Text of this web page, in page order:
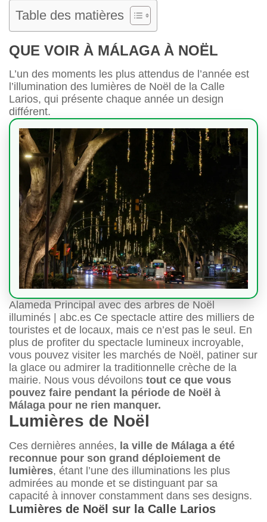
Table des matières
QUE VOIR À MÁLAGA À NOËL
L’un des moments les plus attendus de l’année est
l’illumination des lumières de Noël de la Calle
Larios, qui présente chaque année un design
différent.
Alameda Principal avec des arbres de Noël
illuminés | abc.es Ce spectacle attire des milliers de
touristes et de locaux, mais ce n’est pas le seul. En
plus de profiter du spectacle lumineux incroyable,
vous pouvez visiter les marchés de Noël, patiner sur
la glace ou admirer la traditionnelle crèche de la
mairie. Nous vous dévoilons tout ce que vous
pouvez faire pendant la période de Noël à
Málaga pour ne rien manquer.
Lumières de Noël
Ces dernières années, la ville de Málaga a été
reconnue pour son grand déploiement de
lumières, étant l’une des illuminations les plus
admirées au monde et se distinguant par sa
capacité à innover constamment dans ses designs.
Lumières de Noël sur la Calle Larios